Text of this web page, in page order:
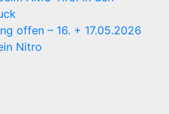
offen – 16. + 17.05.2026
Nitro